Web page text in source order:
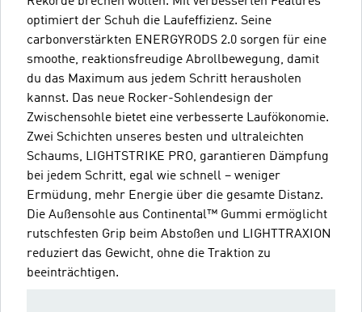
optimiert der Schuh die Laufeffizienz. Seine
carbonverstärkten ENERGYRODS 2.0 sorgen für eine
smoothe, reaktionsfreudige Abrollbewegung, damit
du das Maximum aus jedem Schritt herausholen
kannst. Das neue Rocker-Sohlendesign der
Zwischensohle bietet eine verbesserte Laufökonomie.
Zwei Schichten unseres besten und ultraleichten
Schaums, LIGHTSTRIKE PRO, garantieren Dämpfung
bei jedem Schritt, egal wie schnell – weniger
Ermüdung, mehr Energie über die gesamte Distanz.
Die Außensohle aus Continental™ Gummi ermöglicht
rutschfesten Grip beim Abstoßen und LIGHTTRAXION
reduziert das Gewicht, ohne die Traktion zu
beeinträchtigen.